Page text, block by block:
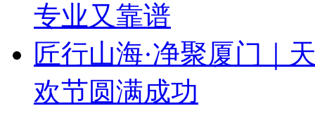
专业又靠谱
匠行山海·净聚厦门｜
欢节圆满成功